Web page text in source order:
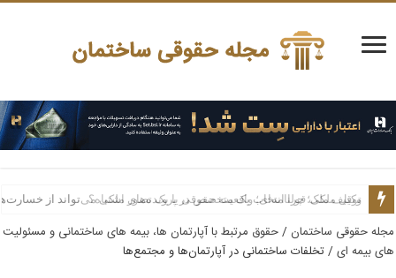
توقیف ملک قولنامه‌ای؛ واقعیت حقوقی یا یک تصور اشتباه؟
وکیل ملکی؛ چرا انتخاب یک متخصص در پرونده‌های ملکی می‌تواند از
مجله حقوقی ساختمان/حقوق مرتبط با آپارتمان ها، بیمه های ساختمانی و مسئولیت
های بیمه ای/تخلفات ساختمانی در آپارتمان‌ها و مجتمع‌ها